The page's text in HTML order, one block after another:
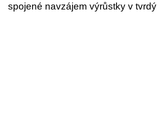
spojené navzájem výrůstky v tvrdý